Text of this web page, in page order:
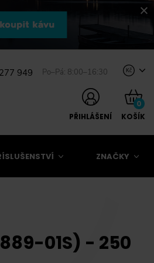
949 Po–Pá: 8:00–16:30 Kč
PŘIHLÁŠENÍ
0
KOŠÍK
ZNAČKY
01S) - 250